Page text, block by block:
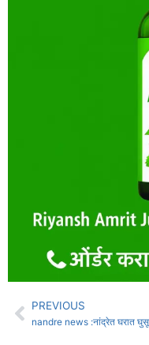
PREVIOUS